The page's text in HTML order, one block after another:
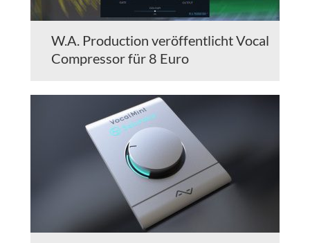
W.A. Production veröffentlicht Vocal
Compressor für 8 Euro